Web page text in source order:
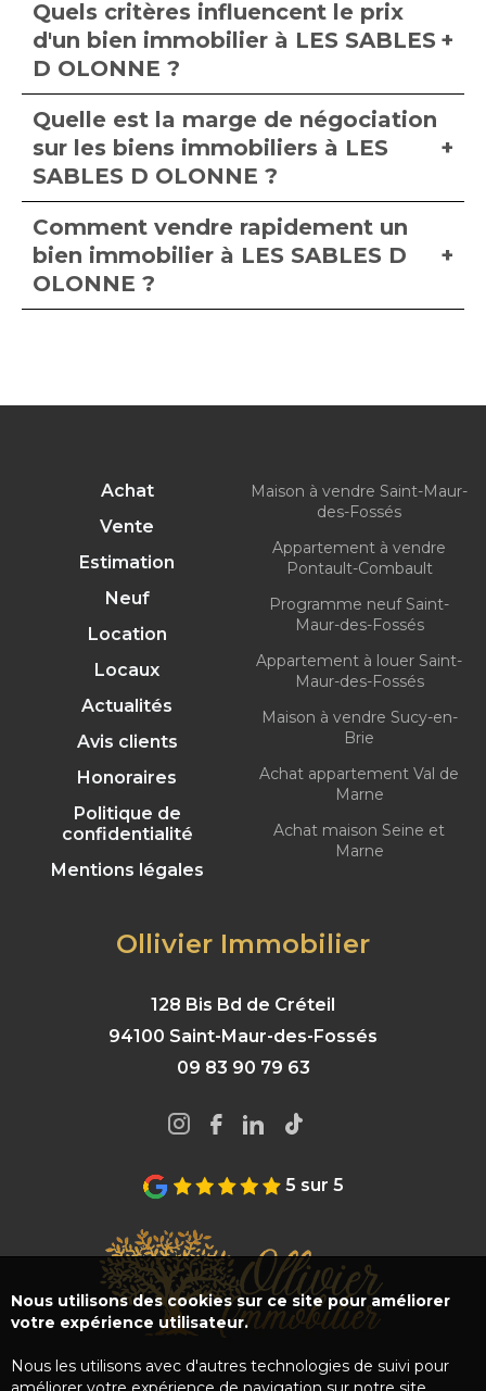
Quels critères influencent le prix
d'un bien immobilier à LES SABLES
D OLONNE ?
Quelle est la marge de négociation
sur les biens immobiliers à LES
SABLES D OLONNE ?
Comment vendre rapidement un
bien immobilier à LES SABLES D
OLONNE ?
Achat
Vente
Estimation
Neuf
Location
Locaux
Actualités
Avis clients
Honoraires
Politique de
confidentialité
Mentions légales
Maison à vendre Saint-Maur-
des-Fossés
Appartement à vendre
Pontault-Combault
Programme neuf Saint-
Maur-des-Fossés
Appartement à louer Saint-
Maur-des-Fossés
Maison à vendre Sucy-en-
Brie
Achat appartement Val de
Marne
Achat maison Seine et
Marne
Ollivier Immobilier
128 Bis Bd de Créteil
94100 Saint-Maur-des-Fossés
09 83 90 79 63
5 sur 5
Nous utilisons des cookies sur ce site pour améliorer
votre expérience utilisateur.
Nous les utilisons avec d'autres technologies de suivi pour